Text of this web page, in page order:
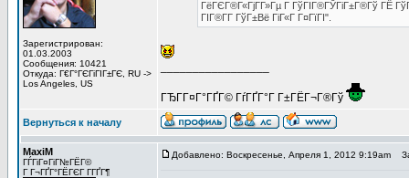
Зарегистрирован:
01.03.2003
Сообщения: 10421
Откуда: Г€Г°ГЄГіГІГ±ГЄ, RU ->
Los Angeles, US
ГёГЄГ®Г«ГјГ­Г»Гµ Г ГўГІГ®ГЎГіГ±Г®Гў ГЁ
ГІГ®Г­Г­ ГўГ±Вё ГіГ«Г Г¤ГїГІ".
ГЂГ­Г¤Г°ГҐГ© ГѓГҐГ°Г Г±ГЁГ¬Г®Гў
Вернуться к началу
MaxiM
ГЃГіГ¤ГіГ№ГЁГ©
Г Г¬ГҐГ°ГЁГЄГ Г­ГҐГ¶
Добавлено: Воскресенье, Апреля 1, 2012 9:19am